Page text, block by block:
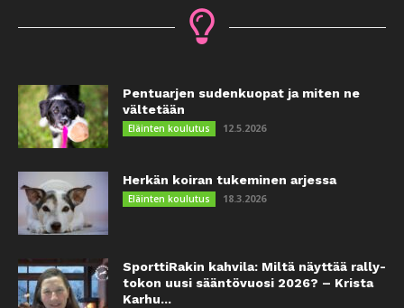
Pentuarjen sudenkuopat ja miten ne
vältetään
Eläinten koulutus 12.5.2026
Herkän koiran tukeminen arjessa
Eläinten koulutus 18.3.2026
SporttiRakin kahvila: Miltä näyttää rally-
tokon uusi sääntövuosi 2026? – Krista
Karhu...